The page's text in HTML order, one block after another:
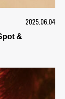
2025.06.04
&